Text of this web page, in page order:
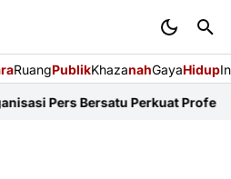
RuangPublikKhazanahGayaHidup
Pers Bersatu Perkuat